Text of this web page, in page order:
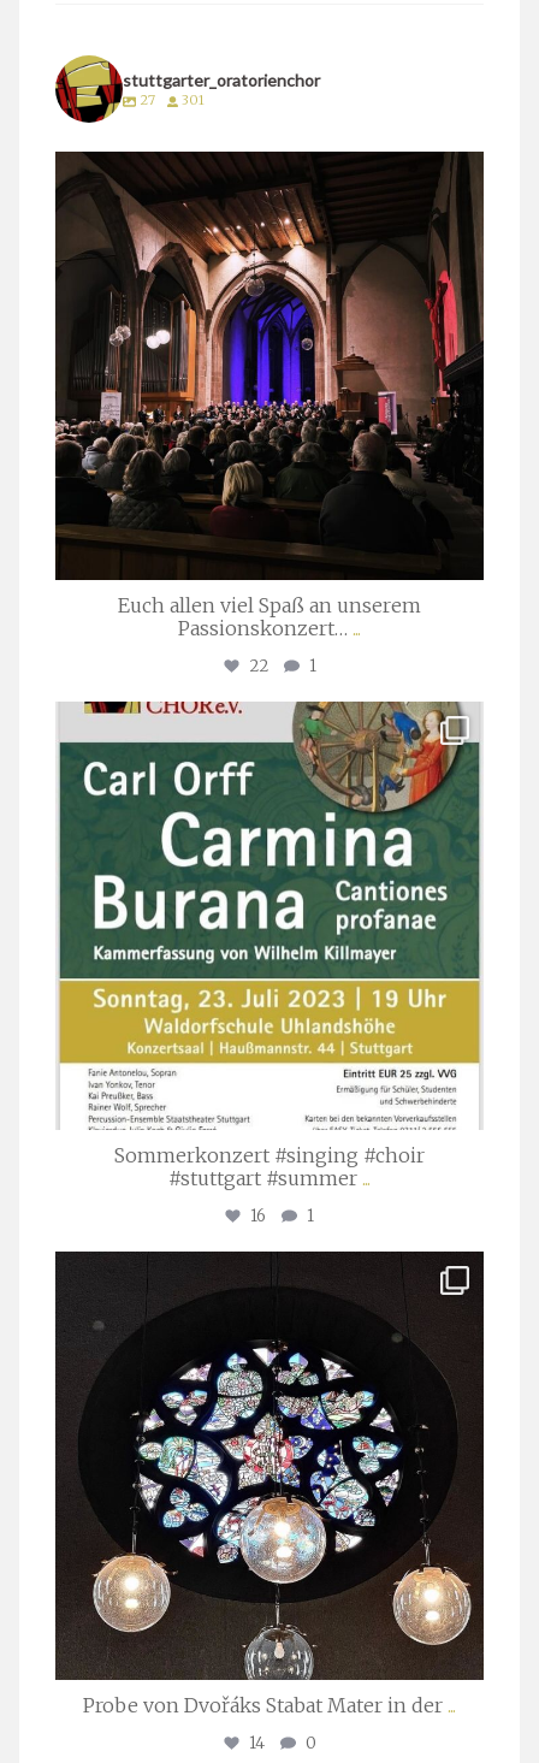
stuttgarter_oratorienchor
27 301
stuttgarter_oratorienchor
März 24
Euch allen viel Spaß an unserem
Passionskonzert… ...
22 1
stuttgarter_oratorienchor
Juli 22
Sommerkonzert #singing #choir
#stuttgart #summer ...
16 1
Apr. 1
Probe von Dvořáks Stabat Mater in der ...
14 0